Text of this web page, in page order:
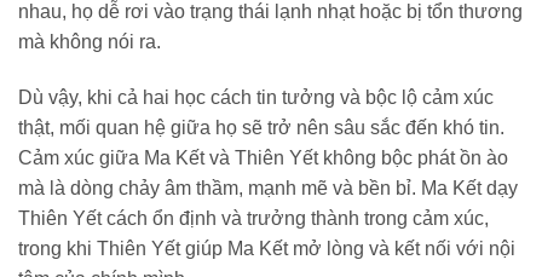
nhau, họ dễ rơi vào trạng thái lạnh nhạt hoặc bị tổn thương
mà không nói ra.
Dù vậy, khi cả hai học cách tin tưởng và bộc lộ cảm xúc
thật, mối quan hệ giữa họ sẽ trở nên sâu sắc đến khó tin.
Cảm xúc giữa Ma Kết và Thiên Yết không bộc phát ồn ào
mà là dòng chảy âm thầm, mạnh mẽ và bền bỉ. Ma Kết dạy
Thiên Yết cách ổn định và trưởng thành trong cảm xúc,
trong khi Thiên Yết giúp Ma Kết mở lòng và kết nối với nội